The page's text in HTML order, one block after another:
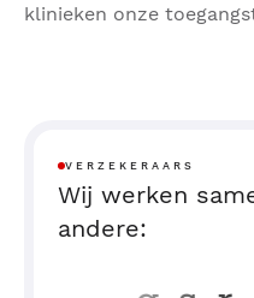
klinieken onze
VERZEKERAARS
Wij werken
andere: